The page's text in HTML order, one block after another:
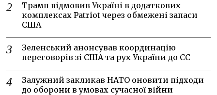
Трамп відмовив Україні в додаткових
комплексах Patriot через обмежені запаси
США
Зеленський анонсував координацію
переговорів зі США та рух України до ЄС
Залужний закликав НАТО оновити підходи
до оборони в умовах сучасної війни